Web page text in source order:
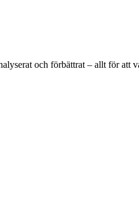
och förbättrat – allt för att